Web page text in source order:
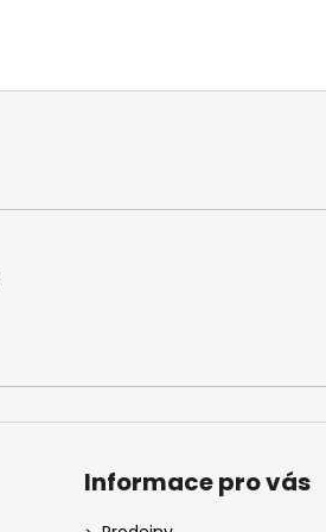
Informace pro vás